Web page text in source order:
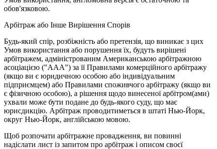
обов'язковою.
Арбітраж або Інше Вирішення Спорів
Будь-який спір, розбіжність або претензія, що виникає з цих
Умов використання або порушення їх, будуть вирішені
арбітражем, адміністрованим Американською арбітражною
асоціацією ("AAA") за її Правилами комерційного арбітражу
(якщо ви є юридичною особою або індивідуальним
підприємцем) або Правилами споживчого арбітражу (якщо ви
є фізичною особою), а рішення щодо винесеної арбітром(ами)
ухвали може бути подане до будь-якого суду, що має
юрисдикцію. Арбітраж проводитиметься в штаті Нью-Йорк,
округ Нью-Йорк, англійською мовою.
Щоб розпочати арбітражне провадження, ви повинні
надіслати лист із запитом про арбітраж і описом своєї